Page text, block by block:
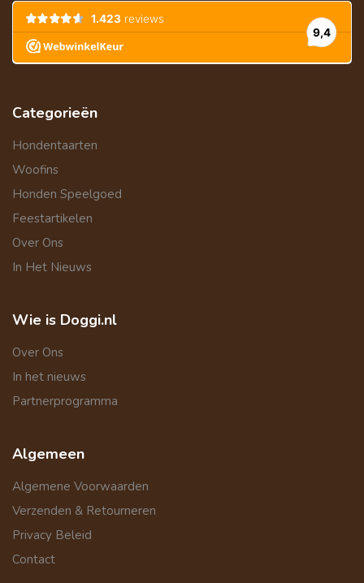
Categorieën
Hondentaarten
Woofins
Honden Speelgoed
Feestartikelen
Over Ons
In Het Nieuws
Wie is Doggi.nl
Over Ons
In het nieuws
Partnerprogramma
Algemeen
Algemene Voorwaarden
Verzenden & Retourneren
Privacy Beleid
Contact